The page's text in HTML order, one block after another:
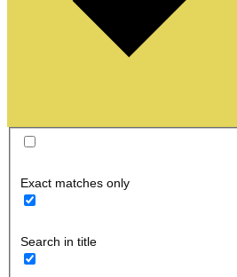
Exact matches only
Search in title